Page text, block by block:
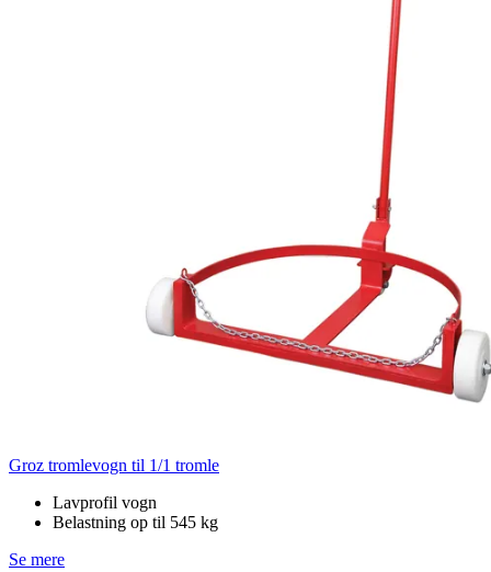
Groz tromlevogn til 1/1 tromle
Lavprofil vogn
Belastning op til 545 kg
Se mere